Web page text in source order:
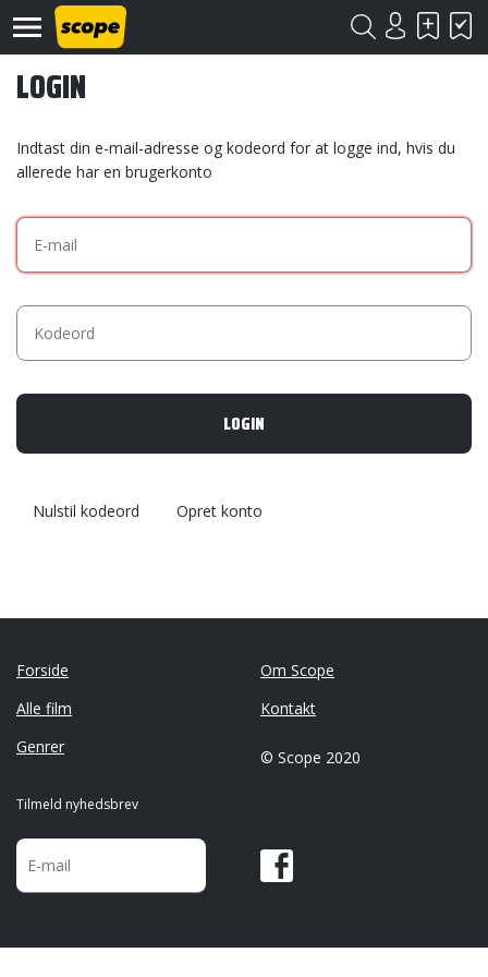
Kontakt
©
2020
LOGIN
Indtast din e-mail-adresse og kodeord for at logge ind, hvis du
allerede har en brugerkonto
Nulstil kodeord Opret konto
Forside
Alle film
Genrer
Om Scope
Kontakt
© Scope 2020
Tilmeld nyhedsbrev